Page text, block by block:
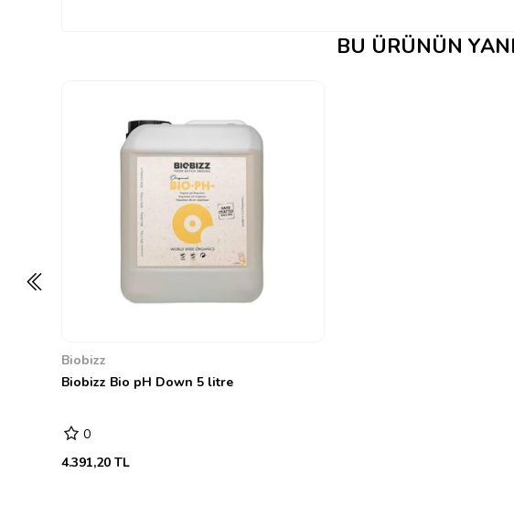
BU ÜRÜNÜN
Biobizz
Biobizz Bio pH Down 5 litre
0
4.391,20 TL